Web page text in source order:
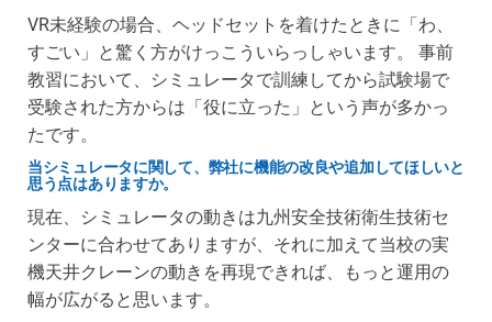
VR未経験の場合、ヘッドセットを着けたときに「わ、
すごい」と驚く方がけっこういらっしゃいます。 事前
教習において、シミュレータで訓練してから試験場で
受験された方からは「役に立った」という声が多かっ
たです。
当シミュレータに関して、弊社に機能の改良や追加してほしいと
思う点はありますか。
現在、シミュレータの動きは九州安全技術衛生技術セ
ンターに合わせてありますが、それに加えて当校の実
機天井クレーンの動きを再現できれば、もっと運用の
幅が広がると思います。